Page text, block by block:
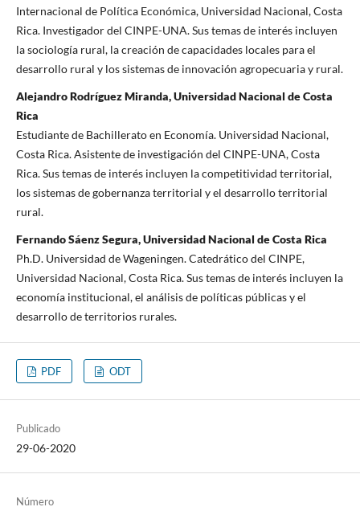
Internacional de Política Económica, Universidad Nacional, Costa
Rica. Investigador del CINPE-UNA. Sus temas de interés incluyen
la sociología rural, la creación de capacidades locales para el
desarrollo rural y los sistemas de innovación agropecuaria y rural.
Alejandro Rodríguez Miranda, Universidad Nacional de Costa
Rica
Estudiante de Bachillerato en Economía. Universidad Nacional,
Costa Rica. Asistente de investigación del CINPE-UNA, Costa
Rica. Sus temas de interés incluyen la competitividad territorial,
los sistemas de gobernanza territorial y el desarrollo territorial
rural.
Fernando Sáenz Segura, Universidad Nacional de Costa Rica
Ph.D. Universidad de Wageningen. Catedrático del CINPE,
Universidad Nacional, Costa Rica. Sus temas de interés incluyen la
economía institucional, el análisis de políticas públicas y el
desarrollo de territorios rurales.
PDF ODT
Publicado
29-06-2020
Número